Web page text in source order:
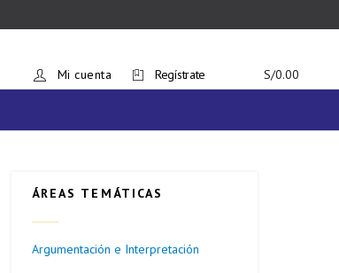
Mi cuenta Regístrate S/0.00
ÁREAS TEMÁTICAS
Argumentación e Interpretación